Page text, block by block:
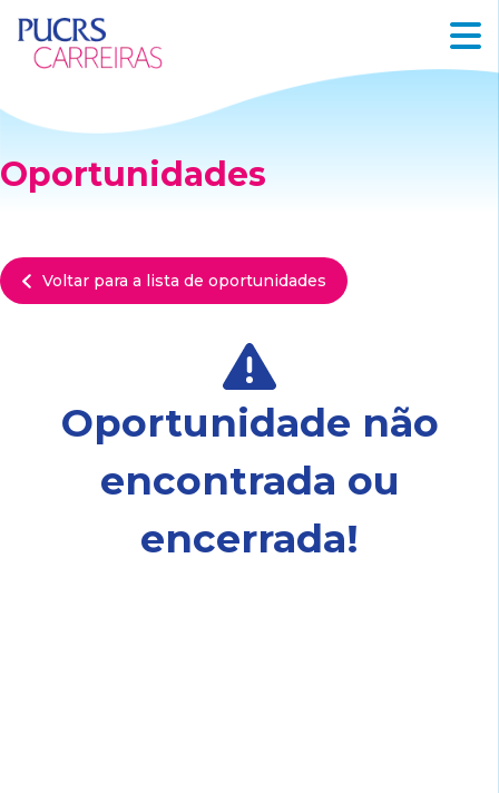
Oportunidades
Voltar para a lista de oportunidades
Oportunidade não
encontrada ou
encerrada!